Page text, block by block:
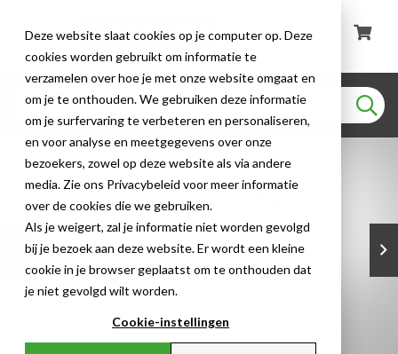
Deze website slaat cookies op je computer op. Deze
cookies worden gebruikt om informatie te
verzamelen over hoe je met onze website omgaat en
om je te onthouden. We gebruiken deze informatie
om je surfervaring te verbeteren en personaliseren,
en voor analyse en meetgegevens over onze
bezoekers, zowel op deze website als via andere
media. Zie ons Privacybeleid voor meer informatie
over de cookies die we gebruiken.
Als je weigert, zal je informatie niet worden gevolgd
bij je bezoek aan deze website. Er wordt een kleine
cookie in je browser geplaatst om te onthouden dat
je niet gevolgd wilt worden.
Cookie-instellingen